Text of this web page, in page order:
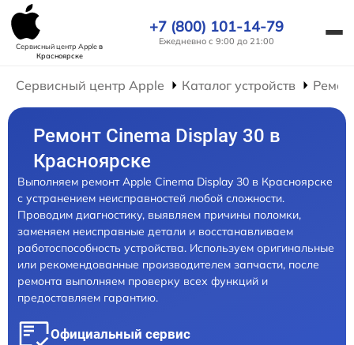
Сервисный центр Appleв
Красноярске
+7 (800) 101-14-79
Ежедневно с 9:00 до 21:00
Сервисный центр Apple Каталог устройств
Ремонт Cinema Display 30 в
Красноярске
Выполняем ремонт Apple Cinema Display 30 в Красноярске
с устранением неисправностей любой сложности.
Проводим диагностику, выявляем причины поломки,
заменяем неисправные детали и восстанавливаем
работоспособность устройства. Используем оригинальные
или рекомендованные производителем запчасти, после
ремонта выполняем проверку всех функций и
предоставляем гарантию.
Официальный сервис